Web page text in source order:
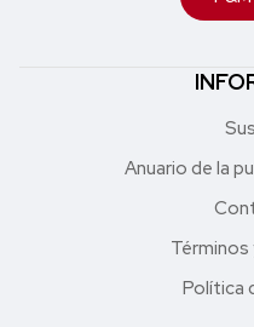
Anuario de la
Política